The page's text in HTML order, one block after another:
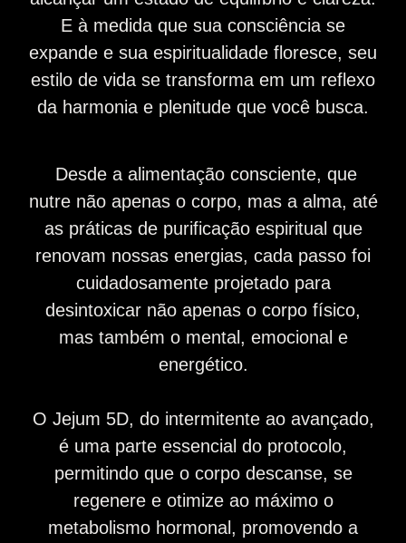
E à medida que sua consciência se
expande e sua espiritualidade floresce, seu
estilo de vida se transforma em um reflexo
da harmonia e plenitude que você busca.
Desde a alimentação consciente, que
nutre não apenas o corpo, mas a alma, até
as práticas de purificação espiritual que
renovam nossas energias, cada passo foi
cuidadosamente projetado para
desintoxicar não apenas o corpo físico,
mas também o mental, emocional e
energético.
O Jejum 5D, do intermitente ao avançado,
é uma parte essencial do protocolo,
permitindo que o corpo descanse, se
regenere e otimize ao máximo o
metabolismo hormonal, promovendo a